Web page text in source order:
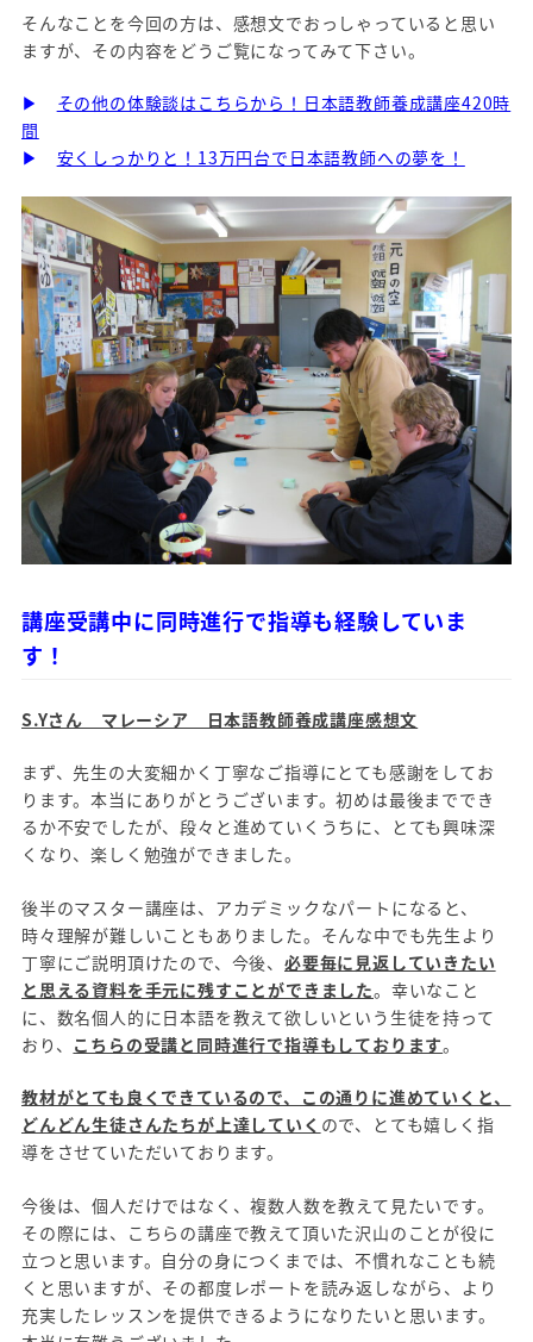
そんなことを今回の方は、感想文でおっしゃっていると思い
ますが、その内容をどうご覧になってみて下さい。
▶
その他の体験談はこちらから！日本語教師養成講座420時
間
▶
安くしっかりと！13万円台で日本語教師への夢を！
講座受講中に同時進行で指導も経験していま
す！
S.Yさん マレーシア 日本語教師養成講座感想文
まず、先生の大変細かく丁寧なご指導にとても感謝をしてお
ります。本当にありがとうございます。初めは最後まででき
るか不安でしたが、段々と進めていくうちに、とても興味深
くなり、楽しく勉強ができました。
後半のマスター講座は、アカデミックなパートになると、
時々理解が難しいこともありました。そんな中でも先生より
丁寧にご説明頂けたので、今後、 必要毎に見返していきたい
と思える資料を手元に残すことができました。幸いなこと
に、数名個人的に日本語を教えて欲しいという生徒を持って
おり、 こちらの受講と同時進行で指導もしております。
教材がとても良くできているので、この通りに進めていくと、
どんどん生徒さんたちが上達していく ので、とても嬉しく指
導をさせていただいております。
今後は、個人だけではなく、複数人数を教えて見たいです。
その際には、こちらの講座で教えて頂いた沢山のことが役に
立つと思います。自分の身につくまでは、不慣れなことも続
くと思いますが、その都度レポートを読み返しながら、より
充実したレッスンを提供できるようになりたいと思います。